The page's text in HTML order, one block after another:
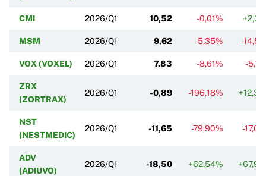
CMI 2026/Q1 10,52 -0,01%
MSM 2026/Q1 9,62 -5,35% -
VOX (VOXEL) 2026/Q1 7,83 -8,61% -
ZRX
(ZORTRAX)
2026/Q1 -0,89 -196,18%
NST
(NESTMEDIC)
2026/Q1 -11,65 -79,90% -
ADV
(ADIUVO)
2026/Q1 -18,50 +62,54%